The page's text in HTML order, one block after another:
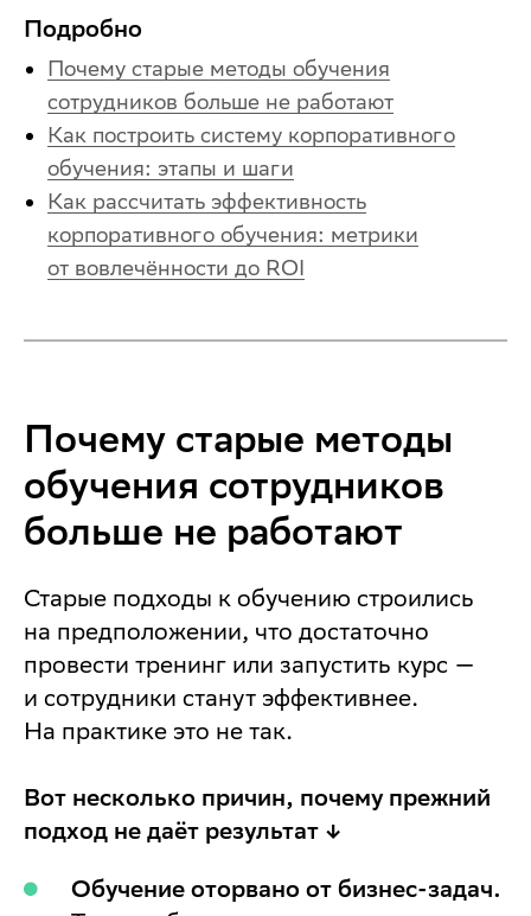
Подробно
Почему старые методы обучения
сотрудников больше не работают
Как построить систему корпоративного
обучения: этапы и шаги
Как рассчитать эффективность
корпоративного обучения: метрики
от вовлечённости до ROI
Почему старые методы
обучения сотрудников
больше не работают
Старые подходы к обучению строились
на предположении, что достаточно
провести тренинг или запустить курс —
и сотрудники станут эффективнее.
На практике это не так.
Вот несколько причин, почему прежний
подход не даёт результат ↓
Обучение оторвано от бизнес-задач.